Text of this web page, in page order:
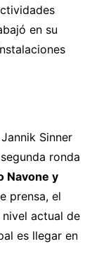
en su
Sinner
ronda
Navone y
prensa, el
actual de
es llegar en